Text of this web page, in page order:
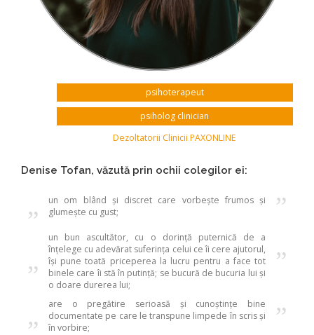
psihoterapeut
psiholog clinician
Dezoltatorii Clinicii PAXONLINE
Denise Tofan, văzută prin ochii colegilor ei:
„
un om blând și discret care vorbește frumos și
glumește cu gust;
”
„
un bun ascultător, cu o dorință puternică de a
înțelege cu adevărat suferința celui ce îi cere ajutorul,
își pune toată priceperea la lucru pentru a face tot
binele care îi stă în putință; se bucură de bucuria lui și
o doare durerea lui;
”
„
are o pregătire serioasă și cunoștințe bine
documentate pe care le transpune limpede în scris și
în vorbire;
”